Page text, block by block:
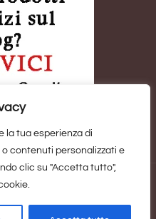
la tua esperienza di
contenuti personalizzati e
clic su "Accetta tutto",
. ©2025 Tutti i Diritti Riservati -